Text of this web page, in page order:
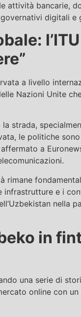
attività bancarie,
digitali
a livello
Nazioni Unite
strada,
le politiche
a
infrastrutture e i
nella
in
una serie di
online con